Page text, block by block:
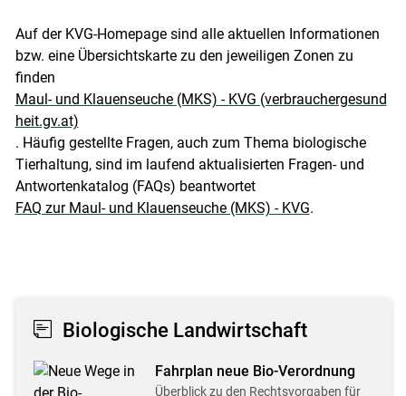
Auf der KVG-Homepage sind alle aktuellen Informationen
bzw. eine Übersichtskarte zu den jeweiligen Zonen zu
finden
Maul- und Klauenseuche (MKS) - KVG (verbrauchergesund
heit.gv.at)
. Häufig gestellte Fragen, auch zum Thema biologische
Tierhaltung, sind im laufend aktualisierten Fragen- und
Antwortenkatalog (FAQs) beantwortet
FAQ zur Maul- und Klauenseuche (MKS) - KVG.
Biologische Landwirtschaft
Fahrplan neue Bio-Verordnung
Überblick zu den Rechtsvorgaben für